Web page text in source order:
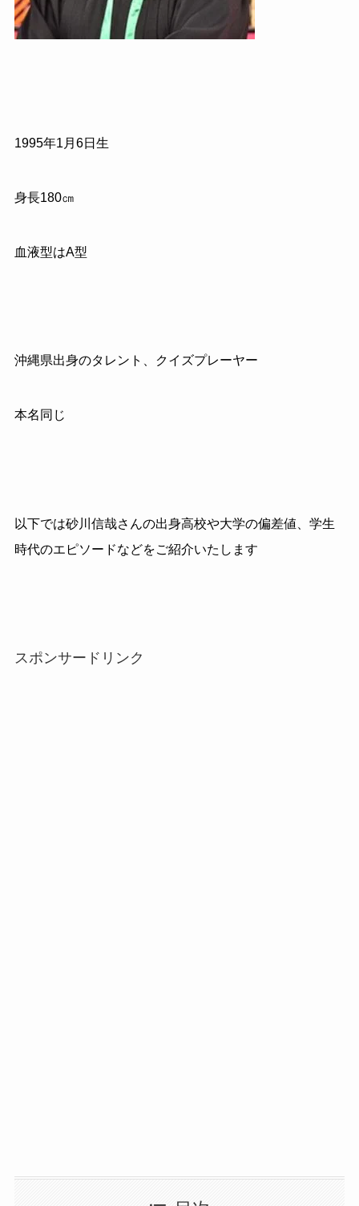
1995年1月6日生
身長180㎝
血液型はA型
沖縄県出身のタレント、クイズプレーヤー
本名同じ
以下では砂川信哉さんの出身高校や大学の偏差値、学生
時代のエピソードなどをご紹介いたします
スポンサードリンク